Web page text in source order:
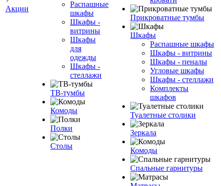
Акции
Распашные
шкафы
Шкафы -
витрины
Шкафы
для
одежды
Шкафы -
стеллажи
ТВ-тумбы
Комоды
Полки
Столы
Прикроватные тумбы
Шкафы
Распашные шкафы
Шкафы - витрины
Шкафы - пеналы
Угловые шкафы
Шкафы - стеллажи
Комплекты
шкафов
Туалетные столики
Зеркала
Комоды
Спальные гарнитуры